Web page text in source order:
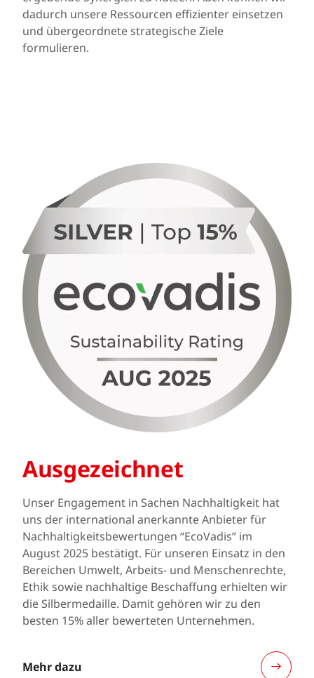
dadurch unsere Ressourcen effizienter einsetzen
und übergeordnete strategische Ziele
formulieren.
Ausgezeichnet
Unser Engagement in Sachen Nachhaltigkeit hat
uns der international anerkannte Anbieter für
Nachhaltigkeitsbewertungen “EcoVadis” im
August 2025 bestätigt. Für unseren Einsatz in den
Bereichen Umwelt, Arbeits- und Menschenrechte,
Ethik sowie nachhaltige Beschaffung erhielten wir
die Silbermedaille. Damit gehören wir zu den
besten 15% aller bewerteten Unternehmen.
Mehr dazu